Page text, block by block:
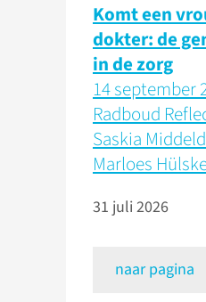
Komt een
dokter: de
in de zorg
14 september
Radboud
Saskia
Marloes
31 juli 2026
naar pagina